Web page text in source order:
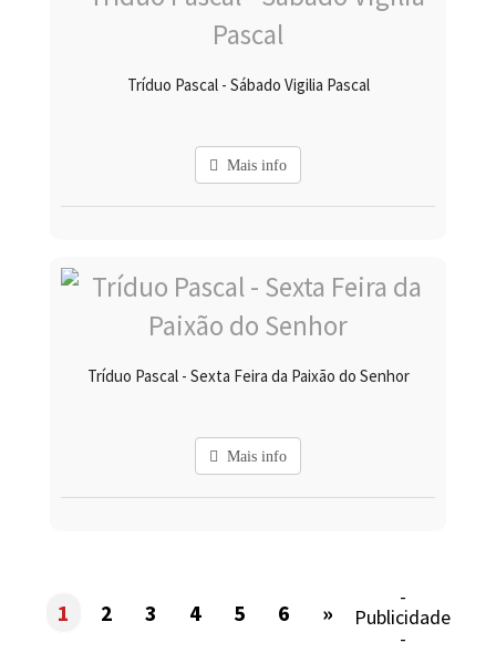
Tríduo Pascal - Sábado Vigilia Pascal
Mais info
Tríduo Pascal - Sexta Feira da Paixão do Senhor
Mais info
1 2 3 4 5 6 »
-
Publicidade
-